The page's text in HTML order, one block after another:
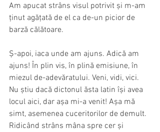
Am apucat strâns visul potrivit și m-am
ținut agățată de el ca de-un picior de
barză călătoare.
Ș-apoi, iaca unde am ajuns. Adică am
ajuns! În plin vis, în plină emisiune, în
miezul de-adevăratului. Veni, vidi, vici.
Nu știu dacă dictonul ăsta latin își avea
locul aici, dar așa mi-a venit! Așa mă
simt, asemenea cuceritorilor de demult.
Ridicând strâns mâna spre cer și